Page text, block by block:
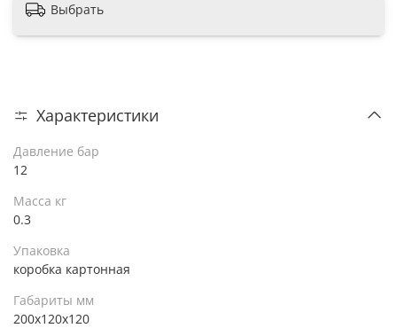
Выбрать
Характеристики
Давление бар
12
Масса кг
0.3
Упаковка
коробка картонная
Габариты мм
200x120x120